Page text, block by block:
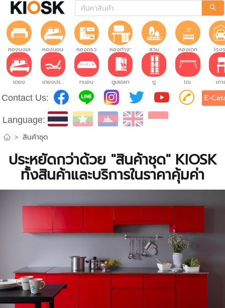
ห้องนั่งเล่น ห้องนอน ห้องครัว ห้องทำงาน สวน ห้องเด็ก โรง
เตียง เตียงปรับระดับ ที่นอน ตู้เสื้อผ้า ตู้ โต๊ะ เก้
Contact Us: E-
Language:
> สินค้าชุด
ประหยัดกว่าด้วย "สินค้าชุด" KIOSK
ทั้งสินค้าและบริการในราคาคุ้มค่า